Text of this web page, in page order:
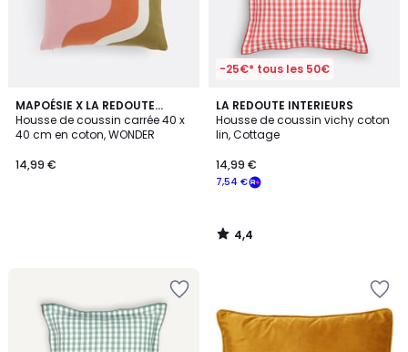
MAPOÉSIE X LA REDOUTE
INTÉRIEURS
Housse de coussin carrée 40 x
40 cm en coton, WONDER
14,99 €
-25€* tous les 50€
LA REDOUTE INTERIEURS
Housse de coussin vichy coton
lin, Cottage
7,54 €
14,99 €
4,4
/ 5
4,4
/